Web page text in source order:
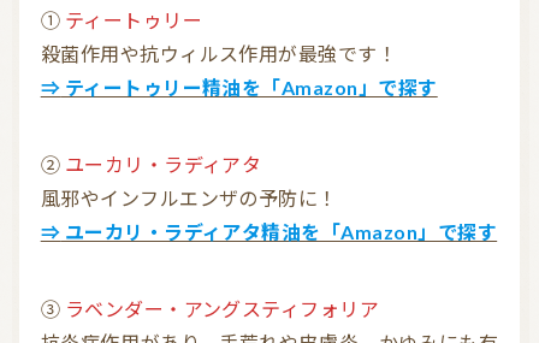
ティートゥリー
殺菌作用や抗ウィルス作用が最強です！
⇒ ティートゥリー精油を「Amazon」で探す
ユーカリ・ラディアタ
風邪やインフルエンザの予防に！
⇒ ユーカリ・ラディアタ精油を「Amazon」で探す
ラベンダー・アングスティフォリア